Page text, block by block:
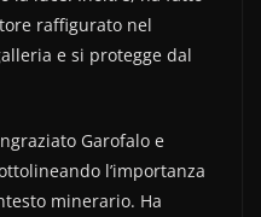
raffigurato nel
e si protegge dal
Garofalo e
l’importanza
minerario. Ha